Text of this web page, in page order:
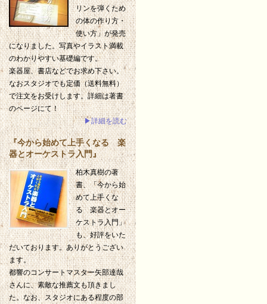
リンを弾くため
の体の作り方・
使い方」が発売
になりました。写真やイラスト満載
のわかりやすい基礎編です。
楽器屋、書店などでお求め下さい。
なおスタジオでも定価（送料無料）
で注文をお受けします。詳細は著書
のページにて！
▶詳細を読む
『今から始めて上手くなる 楽
器とオーケストラ入門』
柏木真樹の著
書、「今から始
めて上手くな
る 楽器とオー
ケストラ入門」
も、好評をいた
だいております。ありがとうござい
ます。
都響のコンサートマスター矢部達哉
さんに、素敵な推薦文も頂きまし
た。なお、スタジオにある程度の部